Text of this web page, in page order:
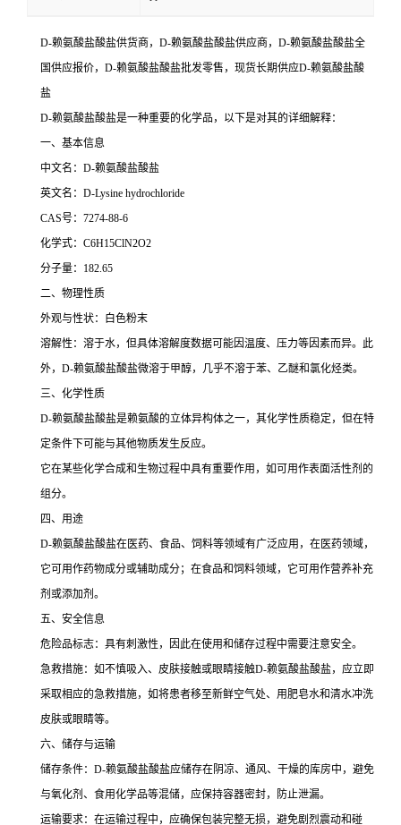
D-赖氨酸盐酸盐供货商，D-赖氨酸盐酸盐供应商，D-赖氨酸盐酸盐全
国供应报价，D-赖氨酸盐酸盐批发零售，现货长期供应D-赖氨酸盐酸
盐
D-赖氨酸盐酸盐是一种重要的化学品，以下是对其的详细解释：
一、基本信息
中文名：D-赖氨酸盐酸盐
英文名：D-Lysine hydrochloride
CAS号：7274-88-6
化学式：C6H15ClN2O2
分子量：182.65
二、物理性质
外观与性状：白色粉末
溶解性：溶于水，但具体溶解度数据可能因温度、压力等因素而异。此
外，D-赖氨酸盐酸盐微溶于甲醇，几乎不溶于苯、乙醚和氯化烃类。
三、化学性质
D-赖氨酸盐酸盐是赖氨酸的立体异构体之一，其化学性质稳定，但在特
定条件下可能与其他物质发生反应。
它在某些化学合成和生物过程中具有重要作用，如可用作表面活性剂的
组分。
四、用途
D-赖氨酸盐酸盐在医药、食品、饲料等领域有广泛应用，在医药领域，
它可用作药物成分或辅助成分；在食品和饲料领域，它可用作营养补充
剂或添加剂。
五、安全信息
危险品标志：具有刺激性，因此在使用和储存过程中需要注意安全。
急救措施：如不慎吸入、皮肤接触或眼睛接触D-赖氨酸盐酸盐，应立即
采取相应的急救措施，如将患者移至新鲜空气处、用肥皂水和清水冲洗
皮肤或眼睛等。
六、储存与运输
储存条件：D-赖氨酸盐酸盐应储存在阴凉、通风、干燥的库房中，避免
与氧化剂、食用化学品等混储，应保持容器密封，防止泄漏。
运输要求：在运输过程中，应确保包装完整无损，避免剧烈震动和碰